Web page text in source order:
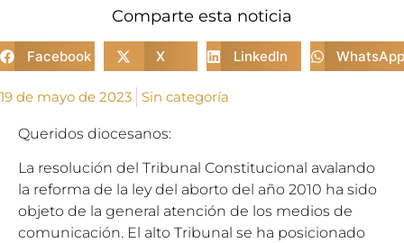
Comparte esta noticia
Facebook X LinkedIn WhatsApp
19 de mayo de 2023 Sin categoría
Queridos diocesanos:
La resolución del Tribunal Constitucional avalando
la reforma de la ley del aborto del año 2010 ha sido
objeto de la general atención de los medios de
comunicación. El alto Tribunal se ha posicionado